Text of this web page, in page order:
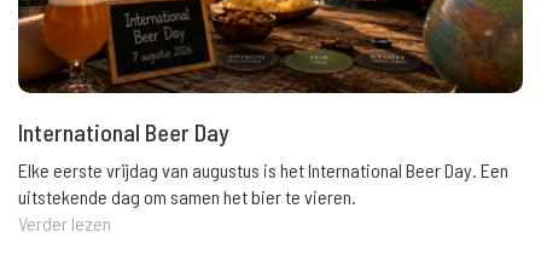
International Beer Day
Elke eerste vrijdag van augustus is het International Beer Day. Een
uitstekende dag om samen het bier te vieren.
Verder lezen